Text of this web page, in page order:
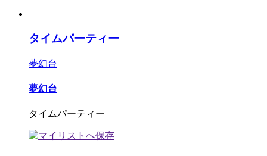
タイムパーティー
夢幻台
夢幻台
タイムパーティー